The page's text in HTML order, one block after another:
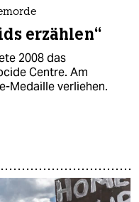
erzählen“
2008 das
Centre. Am
Medaille verliehen.